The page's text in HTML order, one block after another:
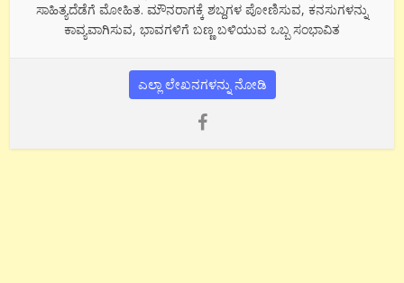
ಸಾಹಿತ್ಯದೆಡೆಗೆ ಮೋಹಿತ. ಮೌನರಾಗಕ್ಕೆ ಶಬ್ದಗಳ ಪೋಣಿಸುವ, ಕನಸುಗಳನ್ನು
ಕಾವ್ಯವಾಗಿಸುವ, ಭಾವಗಳಿಗೆ ಬಣ್ಣ ಬಳಿಯುವ ಒಬ್ಬ ಸಂಭಾವಿತ
ಎಲ್ಲಾ ಲೇಖನಗಳನ್ನು ನೋಡಿ